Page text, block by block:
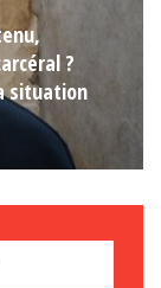
?
situation